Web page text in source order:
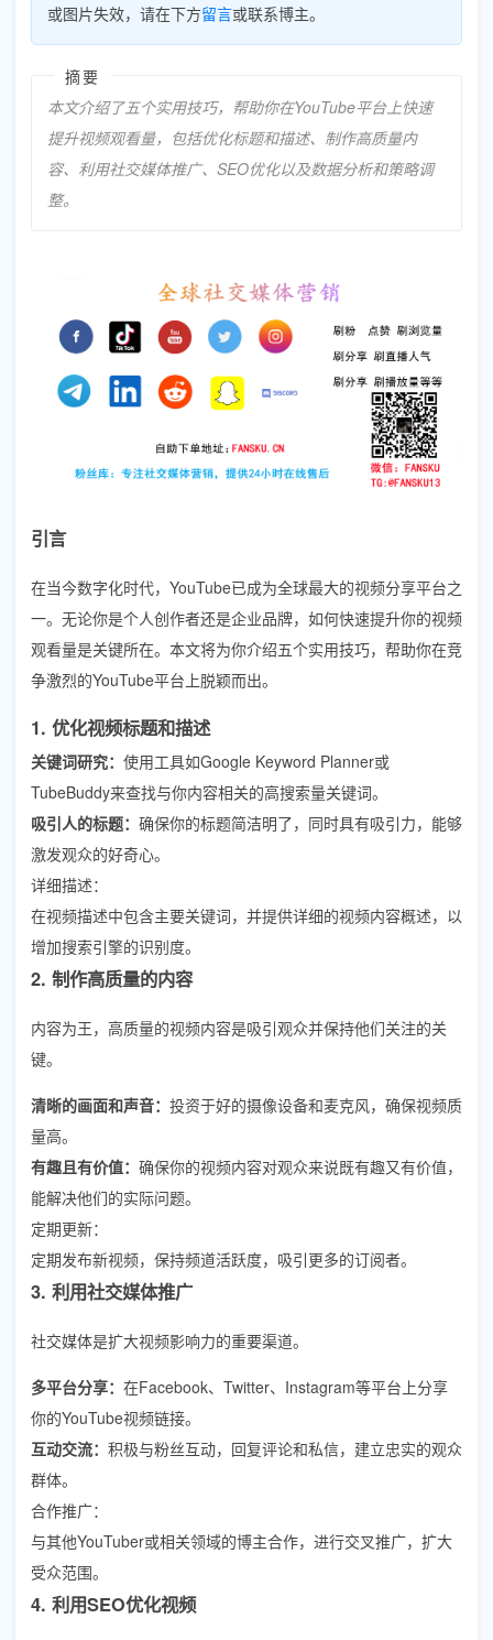
或图片失效，请在下方留言或联系博主。
摘要
本文介绍了五个实用技巧，帮助你在YouTube平台上快速
提升视频观看量，包括优化标题和描述、制作高质量内
容、利用社交媒体推广、SEO优化以及数据分析和策略调
整。
引言
在当今数字化时代，YouTube已成为全球最大的视频分享平台之
一。无论你是个人创作者还是企业品牌，如何快速提升你的视频
观看量是关键所在。本文将为你介绍五个实用技巧，帮助你在竞
争激烈的YouTube平台上脱颖而出。
1. 优化视频标题和描述
关键词研究： 使用工具如Google Keyword Planner或
TubeBuddy来查找与你内容相关的高搜索量关键词。
吸引人的标题： 确保你的标题简洁明了，同时具有吸引力，能够
激发观众的好奇心。
详细描述：
在视频描述中包含主要关键词，并提供详细的视频内容概述，以
增加搜索引擎的识别度。
2. 制作高质量的内容
内容为王，高质量的视频内容是吸引观众并保持他们关注的关
键。
清晰的画面和声音： 投资于好的摄像设备和麦克风，确保视频质
量高。
有趣且有价值： 确保你的视频内容对观众来说既有趣又有价值，
能解决他们的实际问题。
定期更新：
定期发布新视频，保持频道活跃度，吸引更多的订阅者。
3. 利用社交媒体推广
社交媒体是扩大视频影响力的重要渠道。
多平台分享： 在Facebook、Twitter、Instagram等平台上分享
你的YouTube视频链接。
互动交流： 积极与粉丝互动，回复评论和私信，建立忠实的观众
群体。
合作推广：
与其他YouTuber或相关领域的博主合作，进行交叉推广，扩大
受众范围。
4. 利用SEO优化视频